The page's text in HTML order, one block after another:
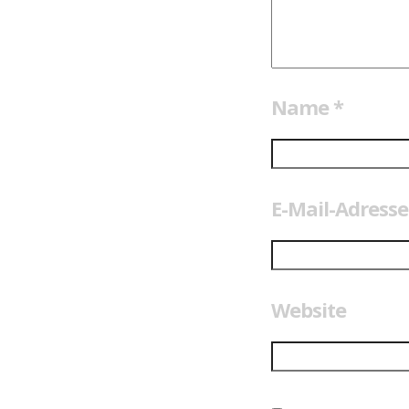
Name *
E-Mail-
Website